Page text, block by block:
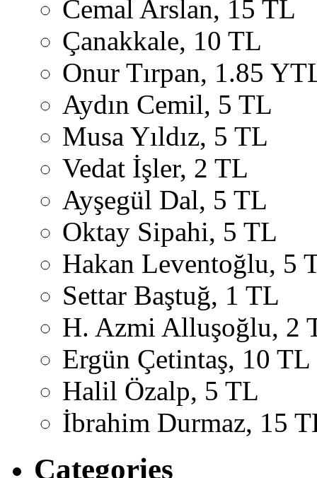
Cemal Arslan, 15 TL
Çanakkale, 10 TL
Onur Tırpan, 1.85
Aydın Cemil, 5 TL
Musa Yıldız, 5 TL
Vedat İşler, 2 TL
Ayşegül Dal, 5 TL
Oktay Sipahi, 5 TL
Hakan Leventoğlu, 5
Settar Baştuğ, 1 TL
H. Azmi Alluşoğlu, 2
Ergün Çetintaş, 10 TL
Halil Özalp, 5 TL
İbrahim Durmaz, 15
Categories